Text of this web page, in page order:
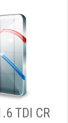
TDI CR